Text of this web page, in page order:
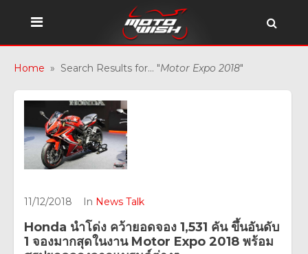
Home » Search Results for... "Motor Expo 2018"
11/12/2018 In News Talk
Honda นำโด่ง คว้ายอดจอง 1,531 คัน ขึ้นอันดับ
1 จองมากสุดในงาน Motor Expo 2018 พร้อม